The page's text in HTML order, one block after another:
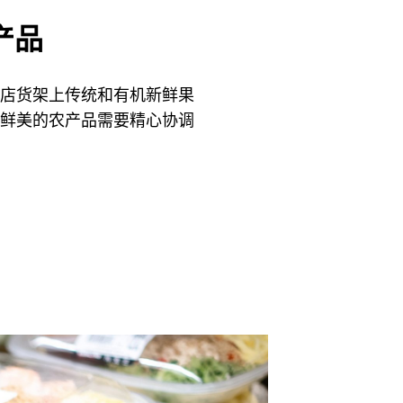
品
货架上传统和有机新鲜果
美的农产品需要精心协调